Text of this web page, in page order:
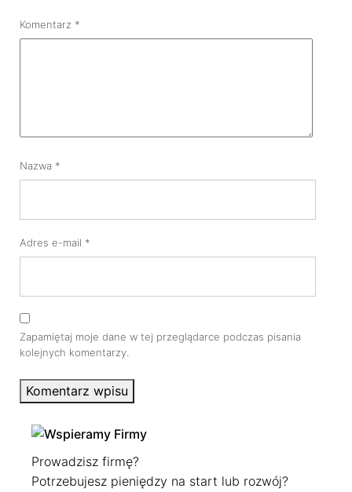
Komentarz *
Nazwa *
Adres e-mail *
Zapamiętaj moje dane w tej przeglądarce podczas pisania
kolejnych komentarzy.
Komentarz wpisu
Prowadzisz firmę?
Potrzebujesz pieniędzy na start lub rozwój?